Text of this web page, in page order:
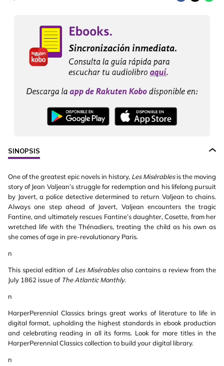
SINOPSIS
One of the greatest epic novels in history, Les Misérablesis the moving
story of Jean Valjean’s struggle for redemption and his lifelong pursuit
by Javert, a police detective determined to return Valjean to chains.
Always one step ahead of Javert, Valjean encounters the tragic
Fantine, and ultimately rescues Fantine’s daughter, Cosette, from her
wretched life with the Thénadiers, treating the child as his own as
she comes of age in pre-revolutionary Paris.
n
This special edition of Les Misérablesalso contains a review from the
July 1862 issue of The Atlantic Monthly.
n
HarperPerennial Classics brings great works of literature to life in
digital format, upholding the highest standards in ebook production
and celebrating reading in all its forms. Look for more titles in the
HarperPerennial Classics collection to build your digital library.
n